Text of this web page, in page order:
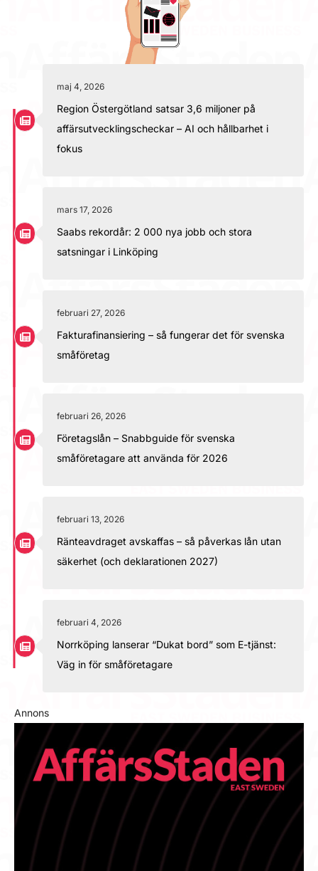
maj 4, 2026
Region Östergötland satsar 3,6 miljoner på
affärsutvecklingscheckar – AI och hållbarhet i
fokus
mars 17, 2026
Saabs rekordår: 2 000 nya jobb och stora
satsningar i Linköping
februari 27, 2026
Fakturafinansiering – så fungerar det för svenska
småföretag
februari 26, 2026
Företagslån – Snabbguide för svenska
småföretagare att använda för 2026
februari 13, 2026
Ränteavdraget avskaffas – så påverkas lån utan
säkerhet (och deklarationen 2027)
februari 4, 2026
Norrköping lanserar “Dukat bord” som E-tjänst:
Väg in för småföretagare
Annons